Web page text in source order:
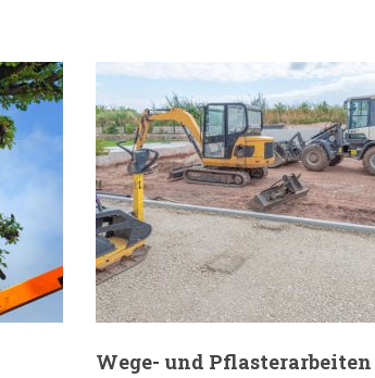
Wege- und Pflasterarbeiten